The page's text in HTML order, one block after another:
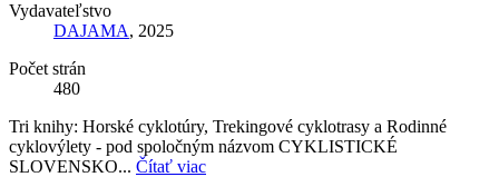
Vydavateľstvo
DAJAMA, 2025
Počet strán
480
Tri knihy: Horské cyklotúry, Trekingové cyklotrasy a Rodinné
cyklovýlety - pod spoločným názvom CYKLISTICKÉ
SLOVENSKO... Čítať viac